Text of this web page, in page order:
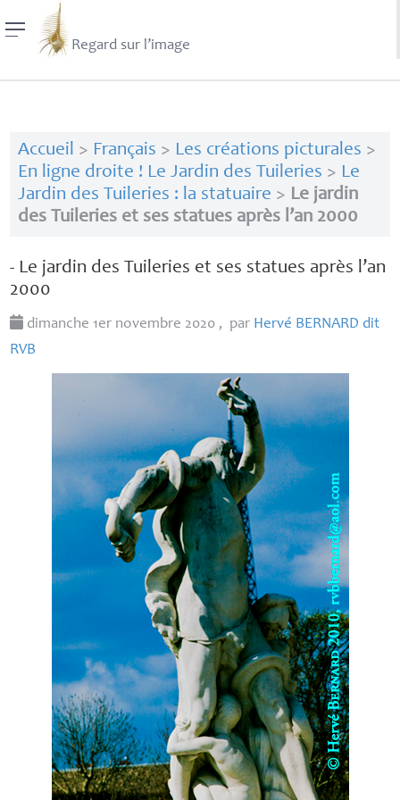
Regard sur l’image
Accueil > Français > Les créations picturales >
En ligne droite ! Le Jardin des Tuileries > Le
Jardin des Tuileries : la statuaire > Le jardin
des Tuileries et ses statues après l’an 2000
- Le jardin des Tuileries et ses statues après l’an
2000
dimanche 1er novembre 2020 , par Hervé BERNARD dit
RVB